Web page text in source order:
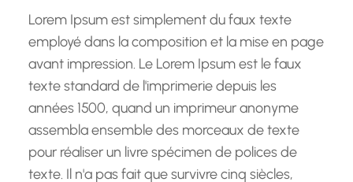
Lorem Ipsum est simplement du faux texte
employé dans la composition et la mise en page
avant impression. Le Lorem Ipsum est le faux
texte standard de l'imprimerie depuis les
années 1500, quand un imprimeur anonyme
assembla ensemble des morceaux de texte
pour réaliser un livre spécimen de polices de
texte. Il n'a pas fait que survivre cinq siècles,